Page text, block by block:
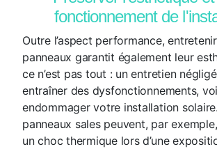
fonctionnement de
Outre l’aspect performance,
panneaux garantit également leur
ce n’est pas tout : un entretien
entraîner des dysfonctionnements,
endommager votre installation
panneaux sales peuvent, par
un choc thermique lors d’une